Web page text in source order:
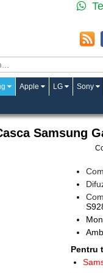
Apple LG Sony
Samsung
Pentru